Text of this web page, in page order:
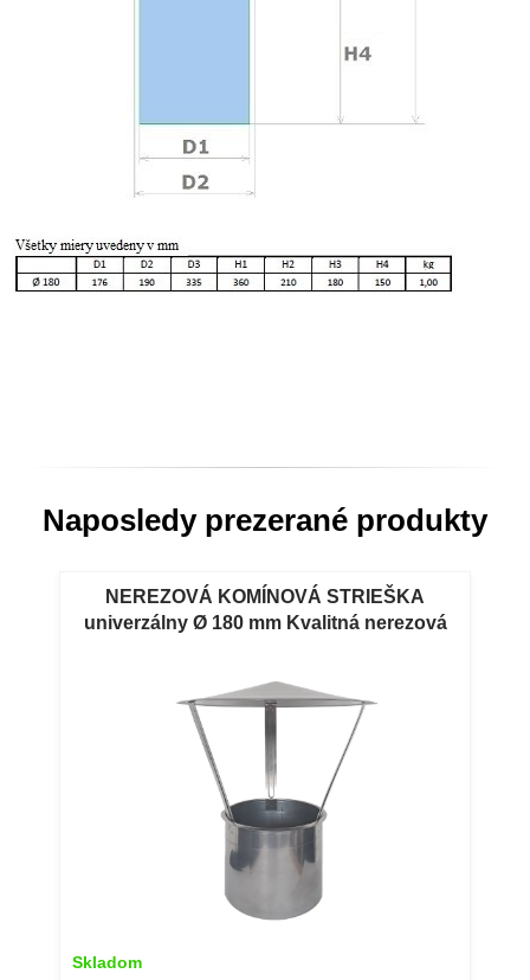
Naposledy prezerané produkty
NEREZOVÁ KOMÍNOVÁ STRIEŠKA
univerzálny Ø 180 mm Kvalitná nerezová
Skladom